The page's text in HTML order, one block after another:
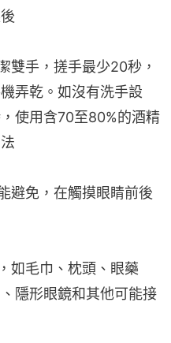
雙手，搓手最少20秒，
弄乾。如沒有洗手設
使用含70至80%的酒精
避免，在觸摸眼睛前後
如毛巾、枕頭、眼藥
隱形眼鏡和其他可能接